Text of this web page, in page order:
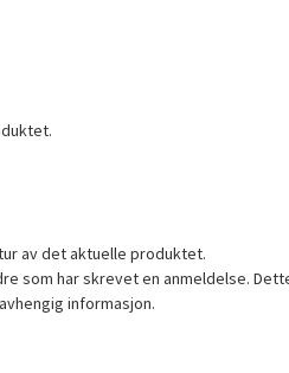
av det aktuelle produktet.
som har skrevet en anmeldelse.
informasjon.